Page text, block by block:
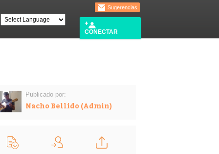
Sugerencias
CONECTAR
Publicado por:
Nacho Bellido (Admin)